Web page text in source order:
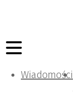
Wiadomości